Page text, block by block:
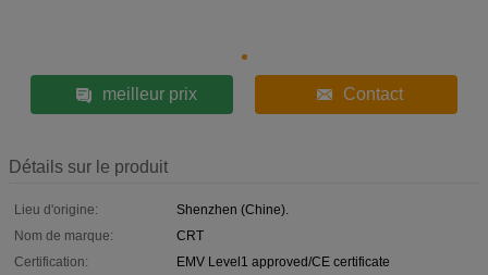
meilleur prix Contact
Détails sur le produit
Lieu d'origine:
Shenzhen (Chine).
Nom de marque:
CRT
Certification:
EMV Level1 approved/CE certificate